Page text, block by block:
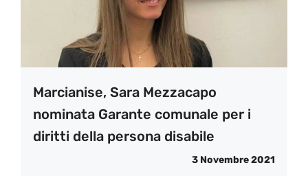
Marcianise, Sara Mezzacapo
nominata Garante comunale per i
diritti della persona disabile
3 Novembre 2021